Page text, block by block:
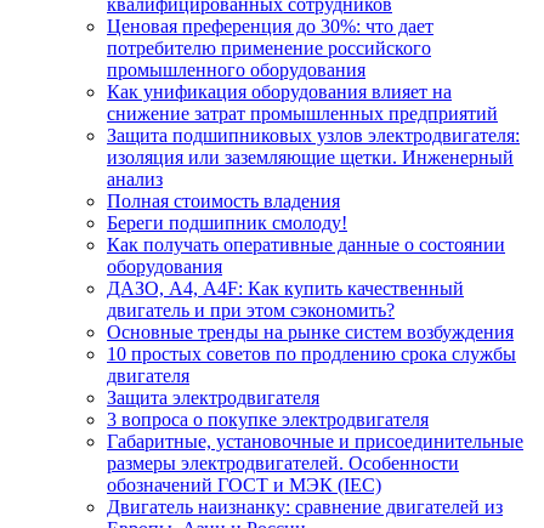
квалифицированных сотрудников
Ценовая преференция до 30%: что дает
потребителю применение российского
промышленного оборудования
Как унификация оборудования влияет на
снижение затрат промышленных предприятий
Защита подшипниковых узлов электродвигателя:
изоляция или заземляющие щетки. Инженерный
анализ
Полная стоимость владения
Береги подшипник смолоду!
Как получать оперативные данные о состоянии
оборудования
ДАЗО, А4, А4F: Как купить качественный
двигатель и при этом сэкономить?
Основные тренды на рынке систем возбуждения
10 простых советов по продлению срока службы
двигателя
Защита электродвигателя
3 вопроса о покупке электродвигателя
Габаритные, установочные и присоединительные
размеры электродвигателей. Особенности
обозначений ГОСТ и МЭК (IEC)
Двигатель наизнанку: сравнение двигателей из